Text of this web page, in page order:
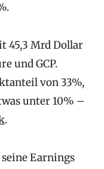
45,3 Mrd Dollar
und GCP.
von 33%,
unter 10% –
.
Earnings